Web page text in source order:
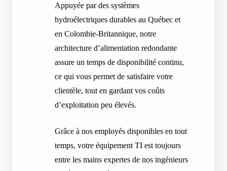
Appuyée par des systèmes
hydroélectriques durables au Québec et
en Colombie-Britannique, notre
architecture d’alimentation redondante
assure un temps de disponibilité continu,
ce qui vous permet de satisfaire votre
clientèle, tout en gardant vos coûts
d’exploitation peu élevés.
Grâce à nos employés disponibles en tout
temps, votre équipement TI est toujours
entre les mains expertes de nos ingénieurs